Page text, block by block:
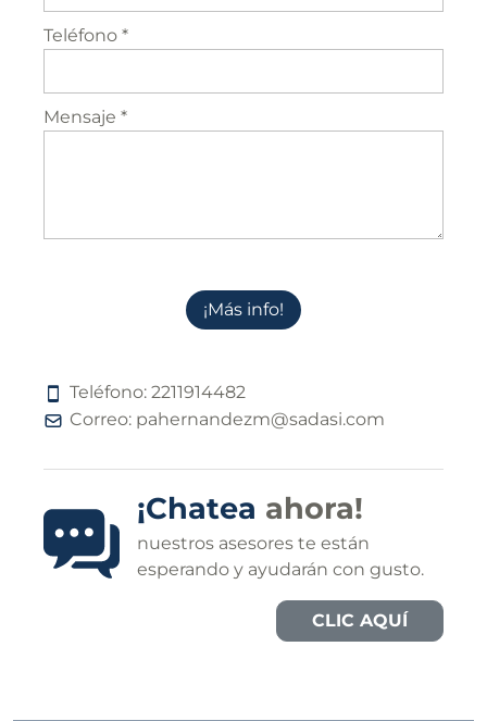
Teléfono *
Mensaje *
¡Más info!
Teléfono: 2211914482
Correo: pahernandezm@sadasi.com
¡Chatea ahora!
nuestros asesores te están
esperando y ayudarán con gusto.
CLIC AQUÍ